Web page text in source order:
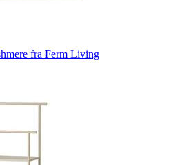
fra Ferm Living